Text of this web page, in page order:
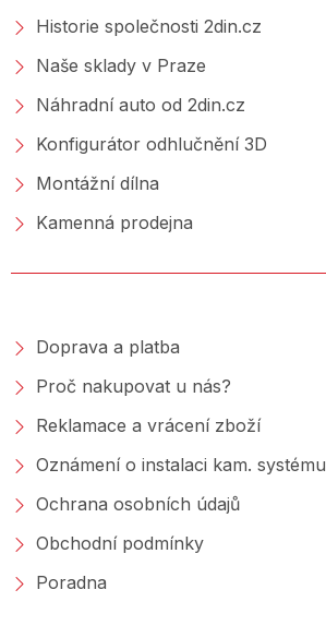
Historie společnosti 2din.cz
Naše sklady v Praze
Náhradní auto od 2din.cz
Konfigurátor odhlučnění 3D
Montážní dílna
Kamenná prodejna
Doprava a platba
Proč nakupovat u nás?
Reklamace a vrácení zboží
Oznámení o instalaci kam. systému
Ochrana osobních údajů
Obchodní podmínky
Poradna